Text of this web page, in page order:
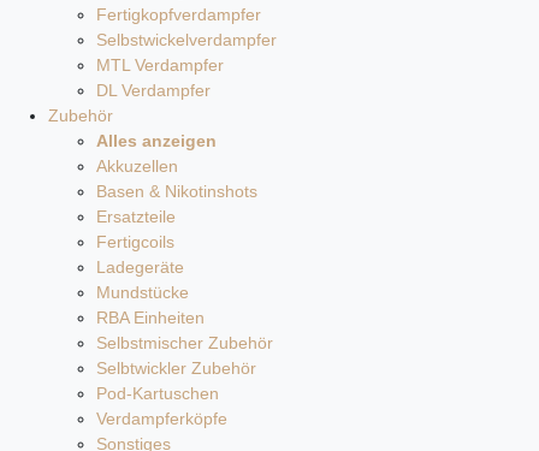
Fertigkopfverdampfer
Selbstwickelverdampfer
MTL Verdampfer
DL Verdampfer
Zubehör
Alles anzeigen
Akkuzellen
Basen & Nikotinshots
Ersatzteile
Fertigcoils
Ladegeräte
Mundstücke
RBA Einheiten
Selbstmischer Zubehör
Selbtwickler Zubehör
Pod-Kartuschen
Verdampferköpfe
Sonstiges